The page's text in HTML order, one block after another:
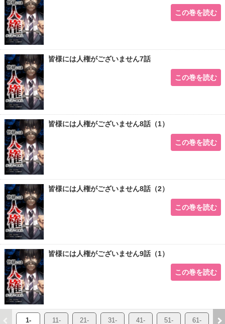
この巻を読む
皆様には人権がございません7話
この巻を読む
皆様には人権がございません8話（1）
この巻を読む
皆様には人権がございません8話（2）
この巻を読む
皆様には人権がございません9話（1）
この巻を読む
1- 11- 21- 31- 41- 51- 61-